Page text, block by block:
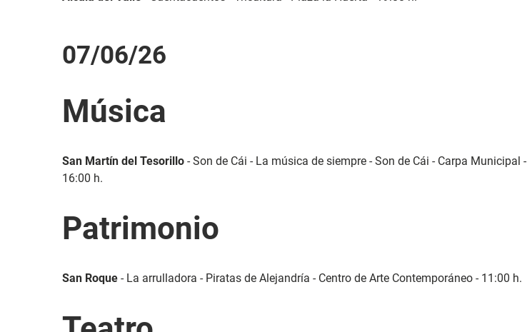
07/06/26
Música
San Martín del Tesorillo - Son de Cái - La música de siempre - Son de Cái - Carpa Municipal -
16:00 h.
Patrimonio
San Roque - La arrulladora - Piratas de Alejandría - Centro de Arte Contemporáneo - 11:00 h.